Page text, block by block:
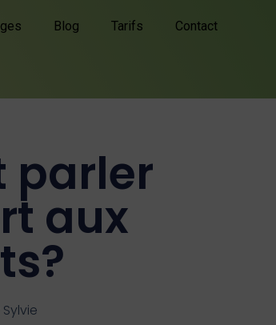
Blog Tarifs Contact
parler
aux
Sylvie